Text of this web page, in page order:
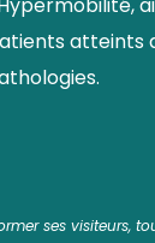
atteints
ses visiteurs,